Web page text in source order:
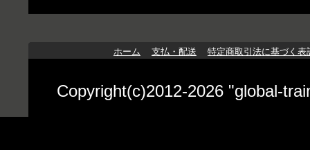
ホーム 支払・配送 特定商取引法に基づく表
Copyright(c)2012-2026 "global-